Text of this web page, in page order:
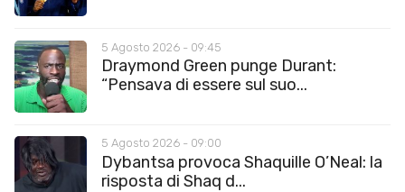
5 Agosto 2026 - 09:45
Draymond Green punge Durant:
“Pensava di essere sul suo...
5 Agosto 2026 - 09:00
Dybantsa provoca Shaquille O’Neal: la
risposta di Shaq d...